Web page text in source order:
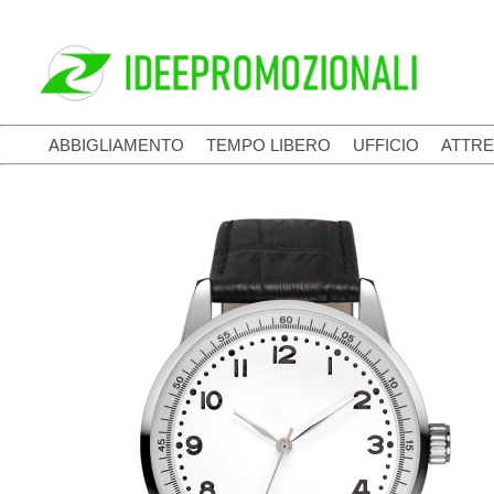
ABBIGLIAMENTO TEMPO LIBERO UFFICIO